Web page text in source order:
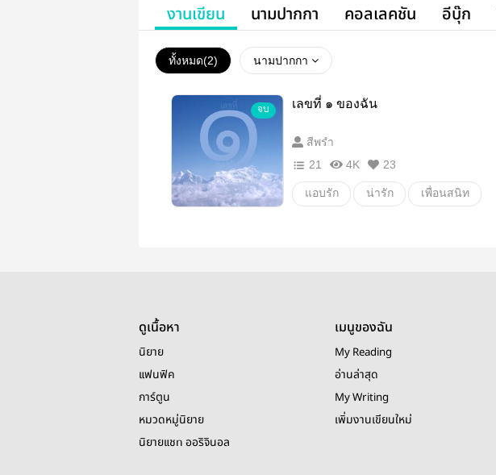
งานเขียน นามปากกา คอลเลคชัน อีบุ๊ก
ทั้งหมด(2) นามปากกา
จบ เลขที่ ๑ ของฉัน
สีพรำ
21
4K 23
แอบรัก น่ารัก เพื่อนสนิท
ความรักของไรท์
โรงเรียน
นิยายรัก
ดูเนื้อหา
นิยาย
แฟนฟิค
การ์ตูน
หมวดหมู่นิยาย
นิยายแชท ออริจินอล
เมนูของฉัน
My Reading
อ่านล่าสุด
My Writing
เพิ่มงานเขียนใหม่